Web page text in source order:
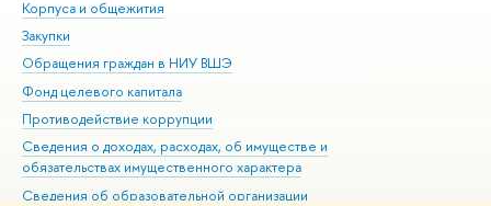
Корпуса и общежития
Закупки
Обращения граждан в НИУ ВШЭ
Фонд целевого капитала
Противодействие коррупции
Сведения о доходах, расходах, об имуществе и
обязательствах имущественного характера
Сведения об образовательной организации